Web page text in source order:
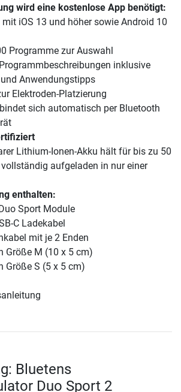
wird eine kostenlose App benötigt:
iOS 13 und höher sowie Android 10
Programme zur Auswahl
inklusive
und Anwendungstipps
Elektroden-Platzierung
sich automatisch per Bluetooth
Lithium-Ionen-Akku hält für bis zu 50
aufgeladen in nur einer
enthalten:
Sport Module
C Ladekabel
mit je 2 Enden
Größe M (10 x 5 cm)
Größe S (5 x 5 cm)
Bluetens
Duo Sport 2